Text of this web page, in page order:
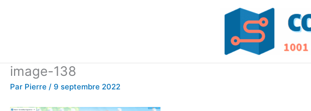
image-138
Par Pierre / 9 septembre 2022